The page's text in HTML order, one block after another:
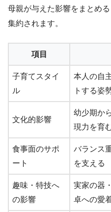
母親が与えた影響をまとめ
集約されます。
項目
子育てスタイ
ル
本人の自
トする姿
文化的影響
幼少期か
現力を育
食事面のサポ
ート
バランス
を支える
趣味・特技へ
の影響
実家の器
卓への愛